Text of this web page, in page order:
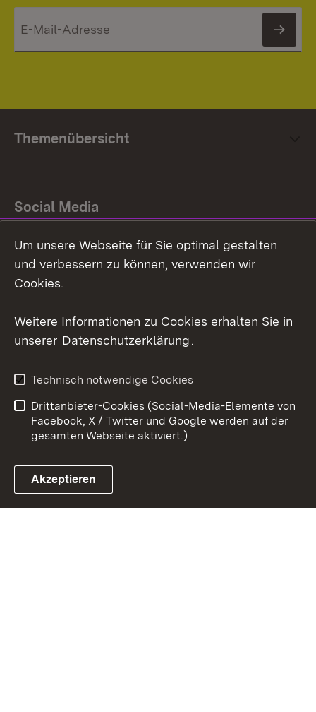
Themenübersicht
Social Media
Facebook
Link zum Landesportal
Barrierefreiheit
Kontakt
Cookies
Um unsere Webseite für Sie optimal gestalten
und verbessern zu können, verwenden wir
Cookies.
Weitere Informationen zu Cookies erhalten Sie in
unserer Datenschutzerklärung.
Technisch notwendige Cookies
Drittanbieter-Cookies (Social-Media-Elemente von
Facebook, X / Twitter und Google werden auf der
gesamten Webseite aktiviert.)
Akzeptieren